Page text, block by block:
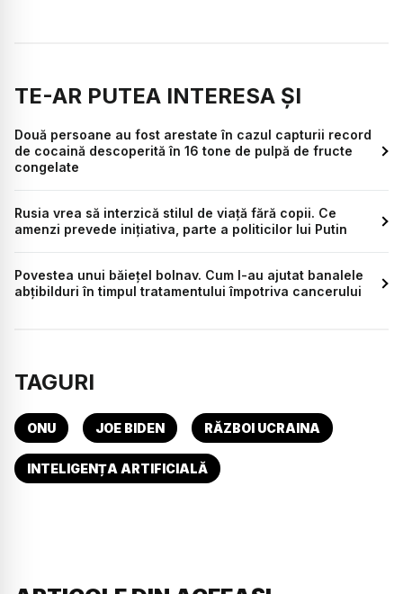
TE-AR PUTEA INTERESA ȘI
Două persoane au fost arestate în cazul capturii record
de cocaină descoperită în 16 tone de pulpă de fructe
congelate
Rusia vrea să interzică stilul de viață fără copii. Ce
amenzi prevede inițiativa, parte a politicilor lui Putin
Povestea unui băiețel bolnav. Cum l-au ajutat banalele
abțibilduri în timpul tratamentului împotriva cancerului
TAGURI
ONU JOE BIDEN RĂZBOI UCRAINA
INTELIGENȚA ARTIFICIALĂ